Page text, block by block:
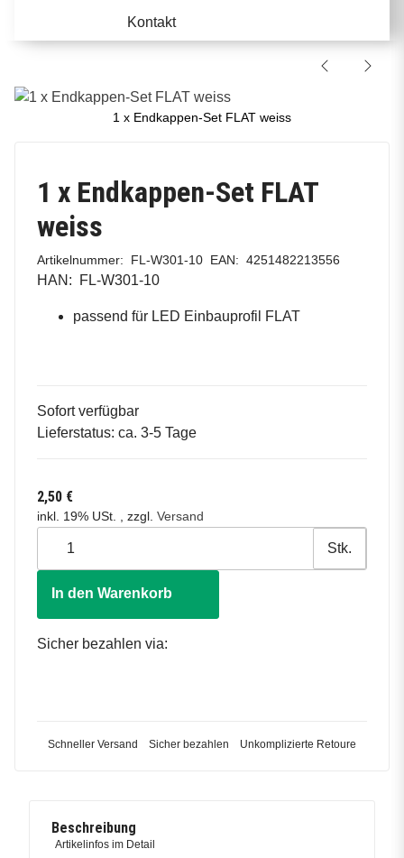
Kontakt
1 x Endkappen-Set FLAT
weiss
Artikelnummer: FL-W301-10 EAN: 4251482213556
HAN: FL-W301-10
passend für LED Einbauprofil FLAT
Sofort verfügbar
Lieferstatus: ca. 3-5 Tage
2,50 €
inkl. 19% USt. , zzgl. Versand
Stk.
In den Warenkorb
Sicher bezahlen via:
Schneller Versand Sicher bezahlen Unkomplizierte Retoure
1 x Endkappen-Set FLAT weiss
Beschreibung
Artikelinfos im Detail